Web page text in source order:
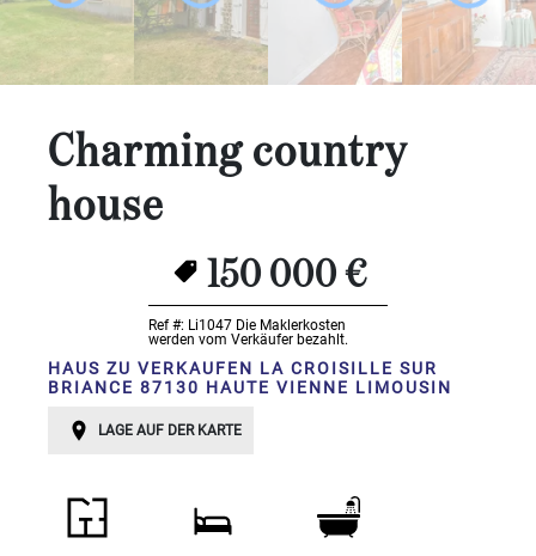
Schlafzimmer:
1-2
3-5
6-
10
BESTIMMEN
Charming country
house
150 000 €
Ref #: Li1047 Die Maklerkosten
werden vom Verkäufer bezahlt.
HAUS ZU VERKAUFEN LA CROISILLE SUR
BRIANCE 87130 HAUTE VIENNE LIMOUSIN
LAGE AUF DER KARTE